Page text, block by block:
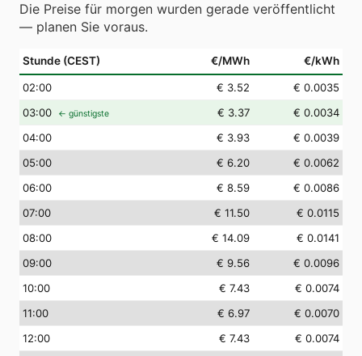
Die Preise für morgen wurden gerade veröffentlicht
— planen Sie voraus.
Stunde (CEST) €/MWh €/kWh
02:00 € 3.52
€ 0.0035
03:00 ← günstigste € 3.37
€ 0.0034
04:00 € 3.93
€ 0.0039
05:00 € 6.20
€ 0.0062
06:00 € 8.59
€ 0.0086
07:00 € 11.50
€ 0.0115
08:00 € 14.09
€ 0.0141
09:00 € 9.56
€ 0.0096
10:00 € 7.43
€ 0.0074
11:00 € 6.97
€ 0.0070
12:00 € 7.43
€ 0.0074